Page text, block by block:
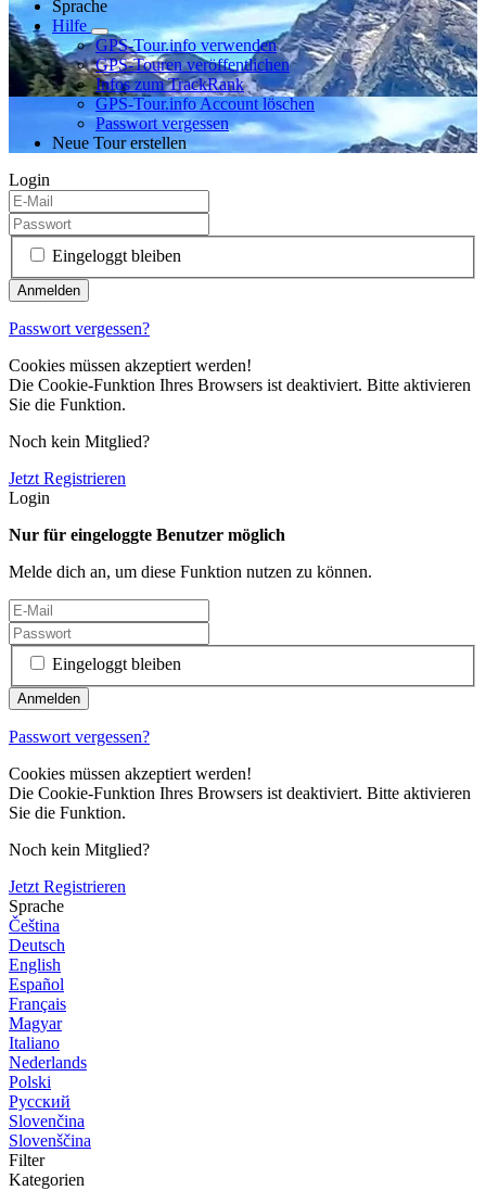
Sprache
Hilfe
GPS-Tour.info verwenden
GPS-Touren veröffentlichen
Infos zum TrackRank
GPS-Tour.info Account löschen
Passwort vergessen
Neue Tour erstellen
Login
Eingeloggt bleiben
Passwort vergessen?
Cookies müssen akzeptiert werden!
Die Cookie-Funktion Ihres Browsers ist deaktiviert. Bitte aktivieren
Sie die Funktion.
Noch kein Mitglied?
Jetzt Registrieren
Login
Nur für eingeloggte Benutzer möglich
Melde dich an, um diese Funktion nutzen zu können.
Eingeloggt bleiben
Passwort vergessen?
Cookies müssen akzeptiert werden!
Die Cookie-Funktion Ihres Browsers ist deaktiviert. Bitte aktivieren
Sie die Funktion.
Noch kein Mitglied?
Jetzt Registrieren
Sprache
Čeština
Deutsch
English
Español
Français
Magyar
Italiano
Nederlands
Polski
Русский
Slovenčina
Slovenščina
Filter
Kategorien